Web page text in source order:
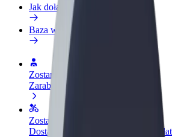
Jak dołączyć
Baza wiedzy
Zostań kierowcą
Zarabiaj na swoich warunkach
Zostań dostawcą
Dostarczaj jedzenie i otrzymuj